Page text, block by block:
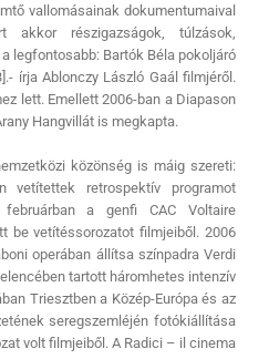
vallomásainak dokumentumaival
részigazságok, túlzások,
legfontosabb: Bartók Béla pokoljáró
írja Ablonczy László Gaál filmjéről.
lett. Emellett 2006-ban a Diapason
Hangvillát is megkapta.
közönség is máig szereti:
vetítettek retrospektív programot
februárban a genfi CAC Voltaire
be vetítéssorozatot filmjeiből. 2006
operában állítsa színpadra Verdi
tartott háromhetes intenzív
Triesztben a Közép-Európa és az
seregszemléjén fotókiállítása
volt filmjeiből. A Radici – il cinema